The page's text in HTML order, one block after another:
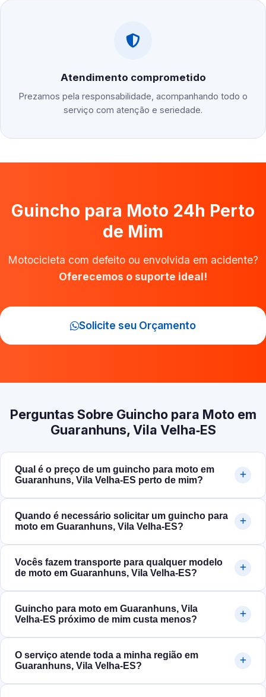
Atendimento comprometido
Prezamos pela responsabilidade, acompanhando todo o
serviço com atenção e seriedade.
Guincho para Moto 24h Perto
de Mim
Motocicleta com defeito ou envolvida em acidente?
Oferecemos o suporte ideal!
Solicite seu Orçamento
Perguntas Sobre Guincho para Moto em
Guaranhuns, Vila Velha‑ES
Qual é o preço de um guincho para moto em
Guaranhuns, Vila Velha‑ES perto de mim?
Quando é necessário solicitar um guincho para
moto em Guaranhuns, Vila Velha‑ES?
Vocês fazem transporte para qualquer modelo
de moto em Guaranhuns, Vila Velha‑ES?
Guincho para moto em Guaranhuns, Vila
Velha‑ES próximo de mim custa menos?
O serviço atende toda a minha região em
Guaranhuns, Vila Velha‑ES?